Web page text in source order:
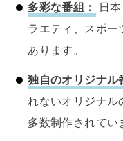
多彩な番組：
日
ラエティ、スポー
あります。
独自のオリジナル
れないオリジナル
多数制作されてい